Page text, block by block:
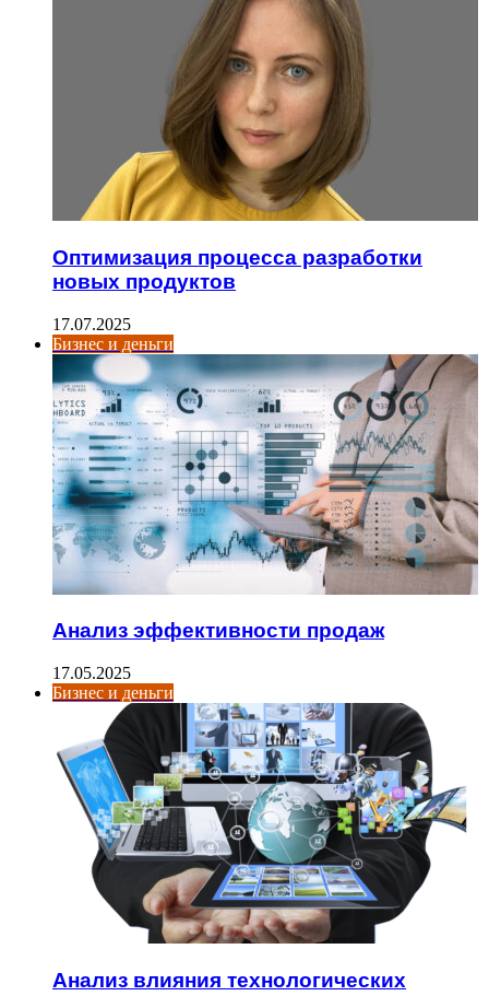
Оптимизация процесса разработки
новых продуктов
17.07.2025
Бизнес и деньги
Анализ эффективности продаж
17.05.2025
Бизнес и деньги
Анализ влияния технологических